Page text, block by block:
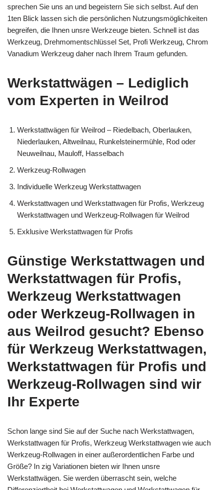
sprechen Sie uns an und begeistern Sie sich selbst. Auf den
1ten Blick lassen sich die persönlichen Nutzungsmöglichkeiten
begreifen, die Ihnen unsre Werkzeuge bieten. Schnell ist das
Werkzeug, Drehmomentschlüssel Set, Profi Werkzeug, Chrom
Vanadium Werkzeug daher nach Ihrem Traum gefunden.
Werkstattwägen – Lediglich
vom Experten in Weilrod
Werkstattwägen für Weilrod – Riedelbach, Oberlauken,
Niederlauken, Altweilnau, Runkelsteinermühle, Rod oder
Neuweilnau, Mauloff, Hasselbach
Werkzeug-Rollwagen
Individuelle Werkzeug Werkstattwagen
Werkstattwagen und Werkstattwagen für Profis, Werkzeug
Werkstattwagen und Werkzeug-Rollwagen für Weilrod
Exklusive Werkstattwagen für Profis
Günstige Werkstattwagen und
Werkstattwagen für Profis,
Werkzeug Werkstattwagen
oder Werkzeug-Rollwagen in
aus Weilrod gesucht? Ebenso
für Werkzeug Werkstattwagen,
Werkstattwagen für Profis und
Werkzeug-Rollwagen sind wir
Ihr Experte
Schon lange sind Sie auf der Suche nach Werkstattwagen,
Werkstattwagen für Profis, Werkzeug Werkstattwagen wie auch
Werkzeug-Rollwagen in einer außerordentlichen Farbe und
Größe? In zig Variationen bieten wir Ihnen unsre
Werkstattwägen. Sie werden überrascht sein, welche